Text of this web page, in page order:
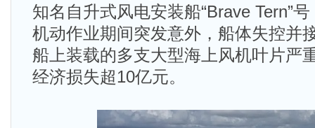
知名自升式风电安装船“Brave Tern”
机动作业期间突发意外，船体失控并
船上装载的多支大型海上风机叶片严
经济损失超10亿元。